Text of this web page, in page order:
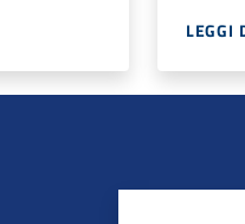
LEGGI